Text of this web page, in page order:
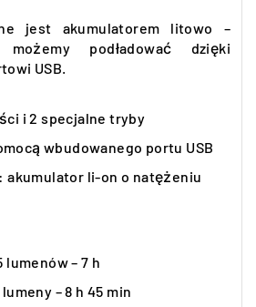
jest akumulatorem litowo –
podładować dzięki
USB.
i 2 specjalne tryby
wbudowanego portu USB
akumulator li-on o natężeniu
lumenów – 7 h
– 8 h 45 min